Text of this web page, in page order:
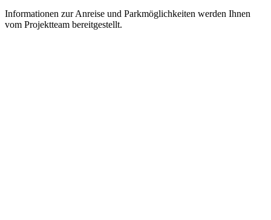
Informationen zur Anreise und Parkmöglichkeiten werden Ihnen
vom Projektteam bereitgestellt.